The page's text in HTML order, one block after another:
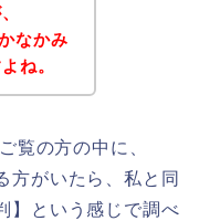
なかみ
ね。
覧の方の中に、
方がいたら、私と同
という感じで調べ